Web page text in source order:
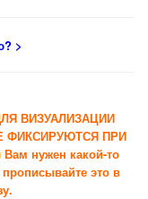
? >
ВИЗУАЛИЗАЦИИ
ФИКСИРУЮТСЯ ПРИ
нужен какой-то
это в